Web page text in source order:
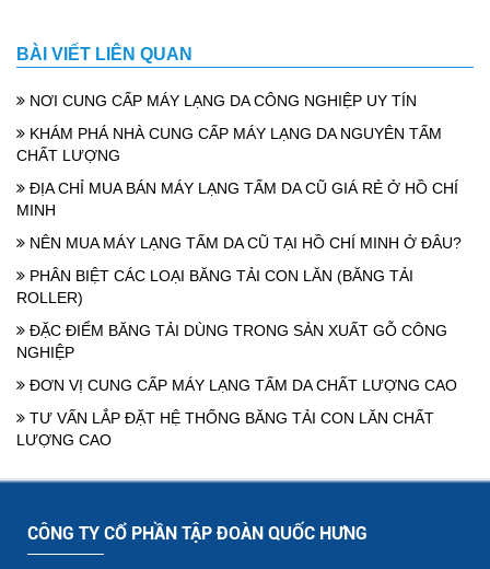
BÀI VIẾT LIÊN QUAN
NƠI CUNG CẤP MÁY LẠNG DA CÔNG NGHIỆP UY TÍN
KHÁM PHÁ NHÀ CUNG CẤP MÁY LẠNG DA NGUYÊN TẤM
CHẤT LƯỢNG
ĐỊA CHỈ MUA BÁN MÁY LẠNG TẤM DA CŨ GIÁ RẺ Ở HỒ CHÍ
MINH
NÊN MUA MÁY LẠNG TẤM DA CŨ TẠI HỒ CHÍ MINH Ở ĐÂU?
PHÂN BIỆT CÁC LOẠI BĂNG TẢI CON LĂN (BĂNG TẢI
ROLLER)
ĐẶC ĐIỂM BĂNG TẢI DÙNG TRONG SẢN XUẤT GỖ CÔNG
NGHIỆP
ĐƠN VỊ CUNG CẤP MÁY LẠNG TẤM DA CHẤT LƯỢNG CAO
TƯ VẤN LẮP ĐẶT HỆ THỐNG BĂNG TẢI CON LĂN CHẤT
LƯỢNG CAO
CÔNG TY CỔ PHẦN TẬP ĐOÀN QUỐC HƯNG